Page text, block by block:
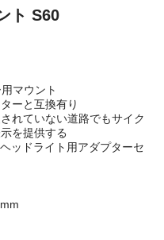
ト S60
マウント
ーと互換有り
れていない道路でもサイク
を提供する
ッドライト用アダプターセ